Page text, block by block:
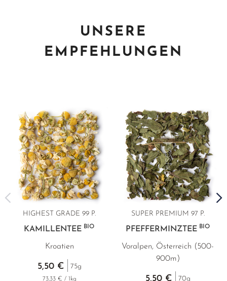
UNSERE
EMPFEHLUNGEN
HIGHEST GRADE 99 P.
KAMILLENTEE BIO
Kroatien
5,50 € 75g
73,33 € / 1kg
SUPER PREMIUM 97 P.
PFEFFERMINZTEE BIO
Voralpen, Österreich (500-
900m)
5,50 € 70g